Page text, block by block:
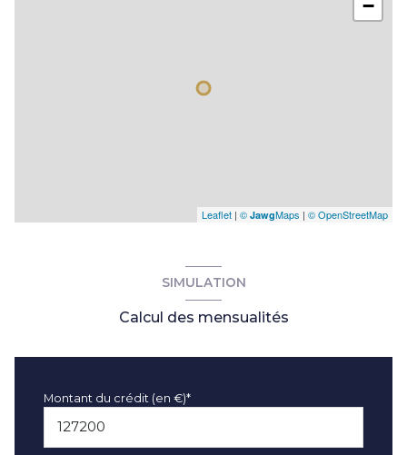
−
Leaflet | © JawgMaps | © OpenStreetMap
SIMULATION
Calcul des mensualités
Montant du crédit (en €)*